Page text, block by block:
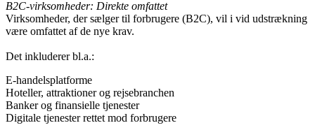
B2C-virksomheder: Direkte omfattet
Virksomheder, der sælger til forbrugere (B2C), vil i vid udstrækning
være omfattet af de nye krav.
Det inkluderer bl.a.:
E-handelsplatforme
Hoteller, attraktioner og rejsebranchen
Banker og finansielle tjenester
Digitale tjenester rettet mod forbrugere